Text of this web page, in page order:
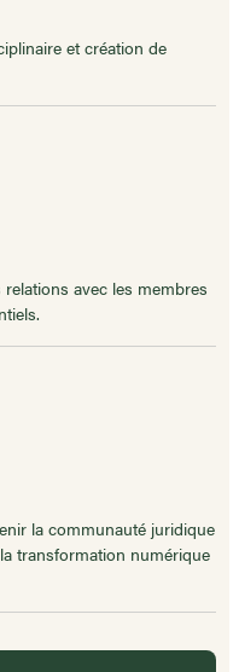
et création de
avec les membres
la communauté juridique
transformation numérique